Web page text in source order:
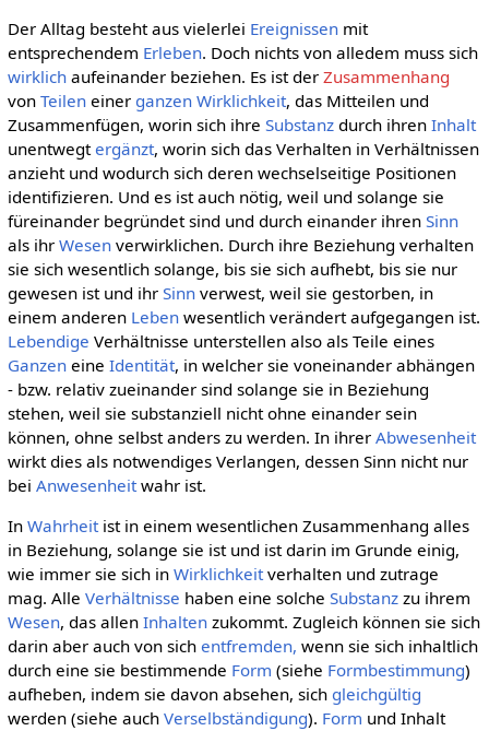
Der Alltag besteht aus vielerlei Ereignissenmit
entsprechendem Erleben. Doch nichts von alledem muss sich
wirklichaufeinander beziehen. Es ist der Zusammenhang
von Teileneiner ganzen Wirklichkeit, das Mitteilen und
Zusammenfügen, worin sich ihre Substanzdurch ihren Inhalt
unentwegtergänzt, worin sich das Verhalten in Verhältnissen
anzieht und wodurch sich deren wechselseitige Positionen
identifizieren. Und es ist auch nötig, weil und solange sie
füreinander begründet sind und durch einander ihren Sinn
als ihr Wesenverwirklichen. Durch ihre Beziehung verhalten
sie sich wesentlich solange, bis sie sich aufhebt, bis sie nur
gewesen ist und ihr Sinnverwest, weil sie gestorben, in
einem anderen Lebenwesentlich verändert aufgegangen ist.
Lebendige Verhältnisse unterstellen also als Teile eines
Ganzeneine Identität, in welcher sie voneinander abhängen
- bzw. relativ zueinander sind solange sie in Beziehung
stehen, weil sie substanziell nicht ohne einander sein
können, ohne selbst anders zu werden. In ihrer Abwesenheit
wirkt dies als notwendiges Verlangen, dessen Sinn nicht nur
bei Anwesenheitwahr ist.
In Wahrheitist in einem wesentlichen Zusammenhang alles
in Beziehung, solange sie ist und ist darin im Grunde einig,
wie immer sie sich in Wirklichkeitverhalten und zutrage
mag. Alle Verhältnisse haben eine solche Substanzzu ihrem
Wesen, das allen Inhaltenzukommt. Zugleich können sie sich
darin aber auch von sich entfremden, wenn sie sich inhaltlich
durch eine sie bestimmende Form (siehe Formbestimmung)
aufheben, indem sie davon absehen, sich gleichgültig
werden (siehe auch Verselbständigung). Form und Inhalt